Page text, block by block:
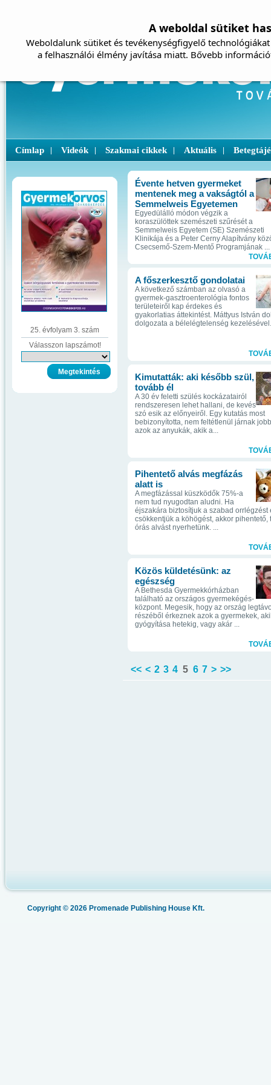
Címlap Videók Szakmai cikkek Aktuális
25. évfolyam 3. szám
Válasszon lapszámot!
Évente hetven gyermeket
mentenek meg a vakságtól a
Semmelweis Egyetemen
Egyedülálló módon végzik a
koraszülöttek szemészeti szűrését a
Semmelweis Egyetem (SE) Szemészeti
Klinikája és a Peter Cerny Alapítvány
Csecsemő-Szem-Mentő Programjának ...
A főszerkesztő gondolatai
A következő számban az olvasó a
gyermek-gasztroenterológia fontos
területeiről kap érdekes és
gyakorlatias áttekintést. Máttyus István
dolgozata a bélelégtelenség
Kimutatták: aki később szül,
tovább él
A 30 év feletti szülés kockázatairól
rendszeresen lehet hallani, de kevés
szó esik az előnyeiről. Egy kutatás most
bebizonyította, nem feltétlenül járnak
azok az anyukák, akik a...
Pihentető alvás megfázás
alatt is
A megfázással küszködők 75%-a
nem tud nyugodtan aludni. Ha
éjszakára biztosítjuk a szabad orrlégzést
csökkentjük a köhögést, akkor pihentető,
órás alvást nyerhetünk. ...
Közös küldetésünk: az
egészség
A Bethesda Gyermekkórházban
található az országos gyermekégés-
központ. Megesik, hogy az ország
részéből érkeznek azok a gyermekek,
gyógyítása hetekig, vagy akár ...
<< < 2 3 4 5 6 7 > >>
Copyright © 2026 Promenade Publishing House Kft.
A weboldal sütiket
Weboldalunk sütiket és tevékenységfigyelő
a felhasználói élmény javítása miatt. Bővebb